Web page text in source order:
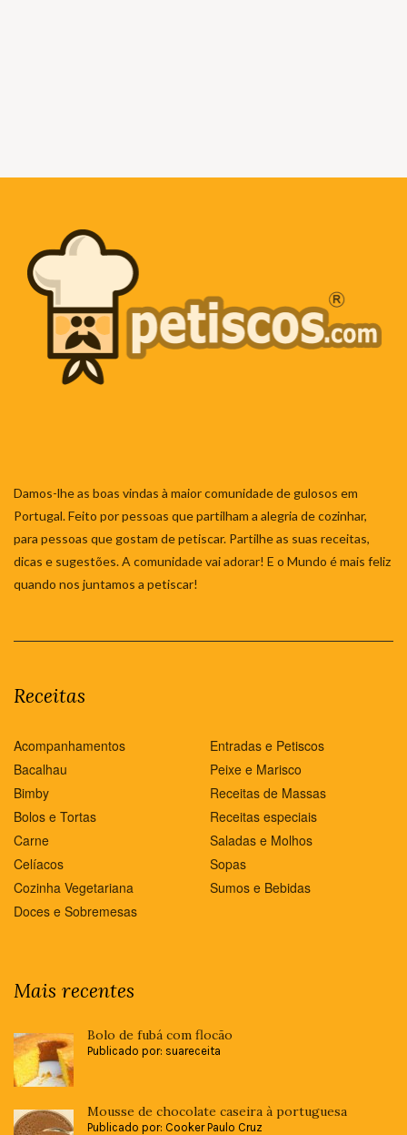
Damos-lhe as boas vindas à maior comunidade de gulosos em
Portugal. Feito por pessoas que partilham a alegria de cozinhar,
para pessoas que gostam de petiscar. Partilhe as suas receitas,
dicas e sugestões. A comunidade vai adorar! E o Mundo é mais feliz
quando nos juntamos a petiscar!
Receitas
Acompanhamentos
Bacalhau
Bimby
Bolos e Tortas
Carne
Celíacos
Cozinha Vegetariana
Doces e Sobremesas
Entradas e Petiscos
Peixe e Marisco
Receitas de Massas
Receitas especiais
Saladas e Molhos
Sopas
Sumos e Bebidas
Mais recentes
Bolo de fubá com flocão
Publicado por: suareceita
Mousse de chocolate caseira à portuguesa
Publicado por: Cooker Paulo Cruz